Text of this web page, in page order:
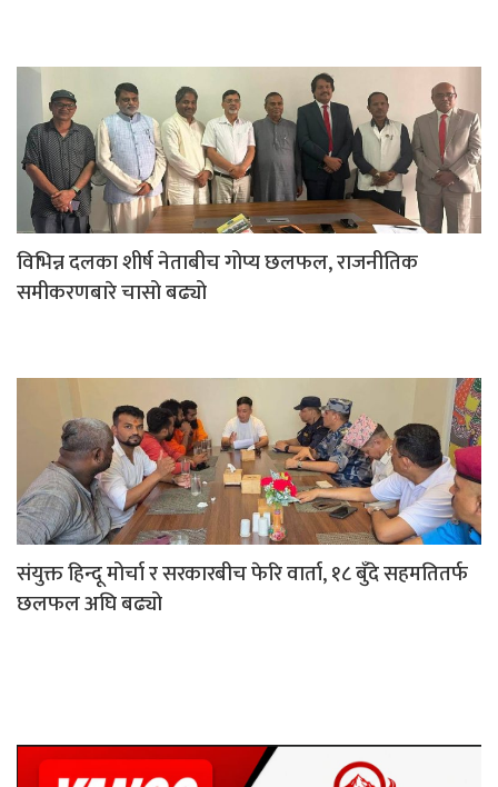
विभिन्न दलका शीर्ष नेताबीच गोप्य छलफल, राजनीतिक
समीकरणबारे चासो बढ्यो
संयुक्त हिन्दू मोर्चा र सरकारबीच फेरि वार्ता, १८ बुँदे सहमतितर्फ
छलफल अघि बढ्यो